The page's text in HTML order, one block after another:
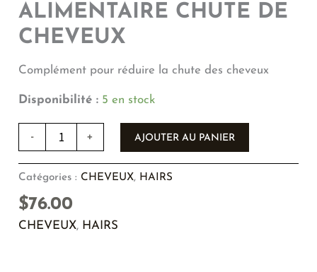
ALIMENTAIRE CHUTE DE
CHEVEUX
Complément pour réduire la chute des cheveux
Disponibilité : 5 en stock
- + AJOUTER AU PANIER
Catégories : CHEVEUX, HAIRS
$76.00
CHEVEUX, HAIRS